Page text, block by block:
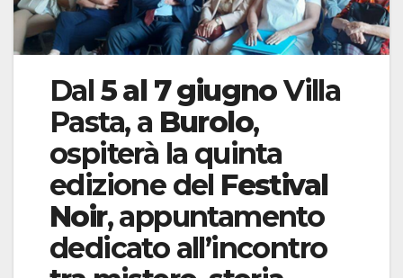
Dal 5 al 7 giugnoVilla
Pasta, a Burolo,
ospiterà la quinta
edizione del Festival
Noir, appuntamento
dedicato all’incontro